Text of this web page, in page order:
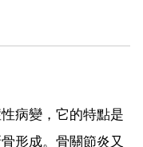
病變，它的特點是
形成。骨關節炎又